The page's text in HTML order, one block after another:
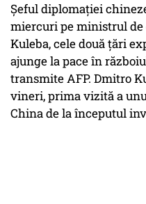
Şeful diplomaţiei
miercuri pe ministrul
Kuleba, cele două ţări
ajunge la pace în
transmite AFP. Dmitro
vineri, prima vizită a
China de la începutul